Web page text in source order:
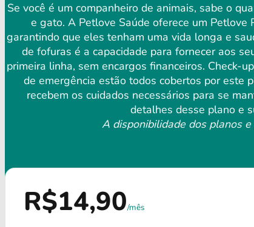
Se você é um companheiro de animais, sabe o
e gato. A Petlove Saúde oferece um
garantindo que eles tenham uma vida longa e
de fofuras é a capacidade para fornecer aos
primeira linha, sem encargos financeiros. Check-
de emergência estão todos cobertos por este
recebem os cuidados necessários para se
detalhes desse plano e
A disponibilidade dos planos
R$14,90/mês